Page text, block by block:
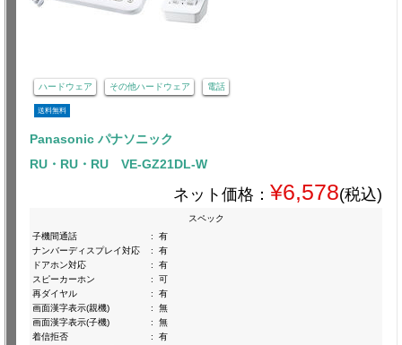
ハードウェア その他ハードウェア 電話
送料無料
Panasonic パナソニック
RU・RU・RU VE-GZ21DL-W
ネット価格： ¥6,578(税込)
スペック
子機間通話
:
有
ナンバーディスプレイ対応
:
有
ドアホン対応
:
有
スピーカーホン
:
可
再ダイヤル
:
有
画面漢字表示(親機)
:
無
画面漢字表示(子機)
:
無
着信拒否
:
有